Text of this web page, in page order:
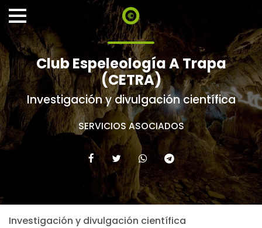
Club Espeleología A Trapa
(CETRA)
Investigación y divulgación científica
SERVICIOS ASOCIADOS
Investigación y divulgación científica